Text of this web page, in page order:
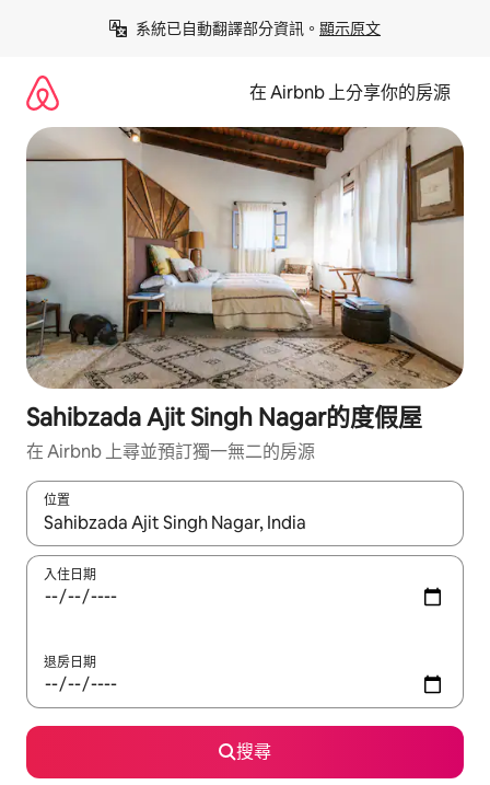
系統已自動翻譯部分資訊。 顯示原文
在 Airbnb 上分享你的房源
Sahibzada Ajit Singh Nagar的度假屋
在 Airbnb 上尋並預訂獨一無二的房源
位置
如有搜尋結果，瀏覽內容時請使用上下箭頭，或輕點、滑動裝置。
入住日期
退房日期
搜尋